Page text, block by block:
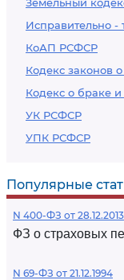
Исправительно
КоАП РСФСР
Кодекс законов
Кодекс о браке
УК РСФСР
УПК РСФСР
Популярные
N 400-ФЗ от 28.12.2013
ФЗ о страховых
N 69-ФЗ от 21.12.1994